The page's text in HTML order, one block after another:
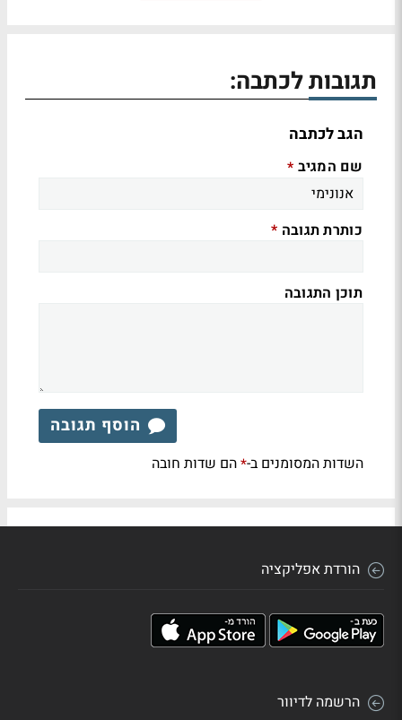
תגובות לכתבה:
הגב לכתבה
שם המגיב *
כותרת תגובה *
תוכן התגובה
הוסף תגובה
השדות המסומנים ב-*הם שדות חובה
הורדת אפליקציה
הרשמה לדיוור